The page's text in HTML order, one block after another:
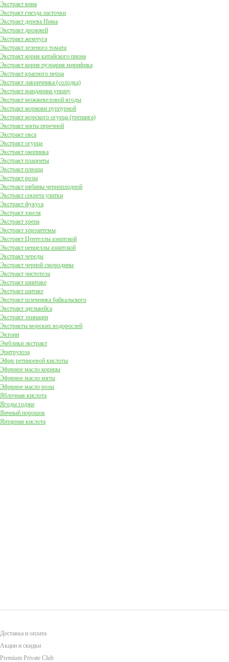
Экстракт вина
Экстракт гнезда ласточки
Экстракт дерева Нима
Экстракт дрожжей
Экстракт жемчуга
Экстракт зеленого томата
Экстракт корня китайского пиона
Экстракт корня пуэрария мирифика
Экстракт красного перца
Экстракт лакричника (солодка)
Экстракт мандарина уншиу
Экстракт можжевеловой ягоды
Экстракт моркови пурпурной
Экстракт морского огурца (трепанга)
Экстракт мяты перечной
Экстракт овса
Экстракт огурца
Экстракт окопника
Экстракт плаценты
Экстракт плюща
Экстракт розы
Экстракт рябины черноплодной
Экстракт секрета улитки
Экстракт фукуса
Экстракт хмеля
Экстракт хрена
Экстракт хризантемы
Экстракт Центеллы азиатской
Экстракт ценцеллы азиатской
Экстракт череды
Экстракт черной смородины
Экстракт чистотела
Экстракт шиитаке
Экстракт шитаке
Экстракт шлемника байкальского
Экстракт эдельвейса
Экстракт эхинацеи
Экстракты морских водорослей
Эктоин
Эмблики экстракт
Эритрулоза
Эфир ретиноевой кислоты
Эфирное масло корицы
Эфирное масло мяты
Эфирное масло розы
Яблочная кислота
Ягоды годжи
Яичный порошок
Янтарная кислота
Доставка и оплата
Акции и скидки
Premium Private Club